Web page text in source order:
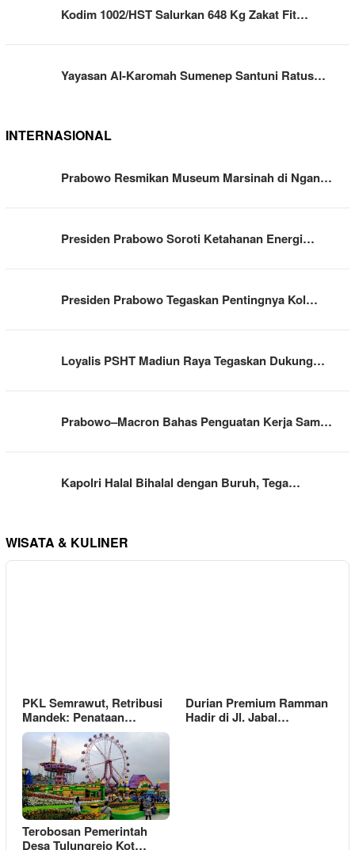
Kodim 1002/HST Salurkan 648 Kg Zakat Fit…
Yayasan Al-Karomah Sumenep Santuni Ratus…
INTERNASIONAL
Prabowo Resmikan Museum Marsinah di Ngan…
Presiden Prabowo Soroti Ketahanan Energi…
Presiden Prabowo Tegaskan Pentingnya Kol…
Loyalis PSHT Madiun Raya Tegaskan Dukung…
Prabowo–Macron Bahas Penguatan Kerja Sam…
Kapolri Halal Bihalal dengan Buruh, Tega…
WISATA & KULINER
PKL Semrawut, Retribusi
Mandek: Penataan…
Durian Premium Ramman
Hadir di Jl. Jabal…
Terobosan Pemerintah
Desa Tulungrejo Kot…